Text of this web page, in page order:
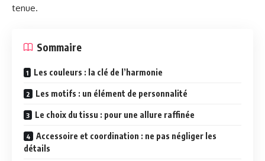
tenue.
Sommaire
Les couleurs : la clé de l’harmonie
Les motifs : un élément de personnalité
Le choix du tissu : pour une allure raffinée
Accessoire et coordination : ne pas négliger les
détails